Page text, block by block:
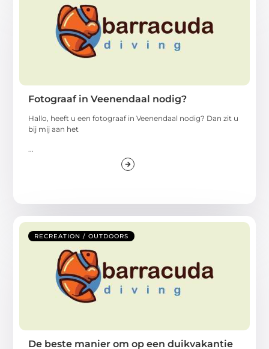
Fotograaf in Veenendaal nodig?
Hallo, heeft u een fotograaf in Veenendaal nodig? Dan zit u
bij mij aan het
RECREATION / OUTDOORS
De beste manier om op een duikvakantie